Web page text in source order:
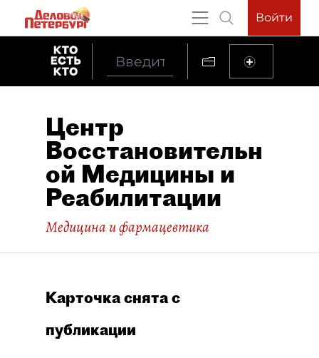
Войти
Центр
Восстановительн
ой Медицины и
Реабилитации
Медицина и фармацевтика
Карточка снята с
публикации